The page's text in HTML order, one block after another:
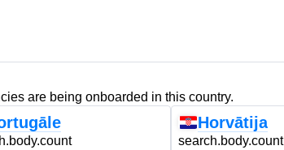
are being onboarded in this country.
Horvātija
search.body.count